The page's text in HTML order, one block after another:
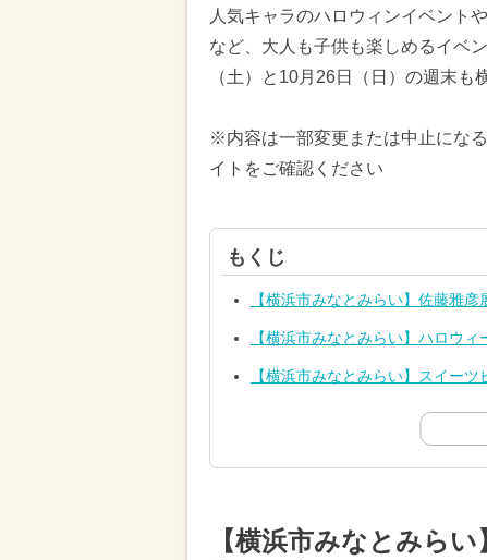
人気キャラのハロウィンイベント
など、大人も子供も楽しめるイベ
（土）と10月26日（日）の週末も
※内容は一部変更または中止にな
イトをご確認ください
もくじ
【横浜市みなとみらい】佐藤雅
【横浜市みなとみらい】ハロウィ
【横浜市みなとみらい】スイー
【横浜市みなとみら